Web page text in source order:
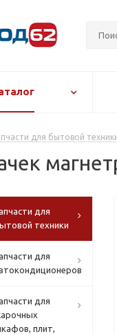
для бытовой
для
техники
для
для
плит,